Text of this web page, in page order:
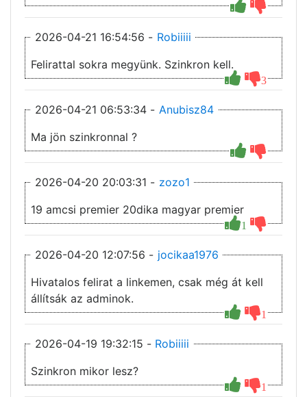
2026-04-21 16:54:56 - Robiiiii
3
Felirattal sokra megyünk. Szinkron kell.
2026-04-21 06:53:34 - Anubisz84
Ma jön szinkronnal ?
2026-04-20 20:03:31 - zozo1
1
19 amcsi premier 20dika magyar premier
2026-04-20 12:07:56 - jocikaa1976
1
Hivatalos felirat a linkemen, csak még át kell
állítsák az adminok.
2026-04-19 19:32:15 - Robiiiii
1
Szinkron mikor lesz?